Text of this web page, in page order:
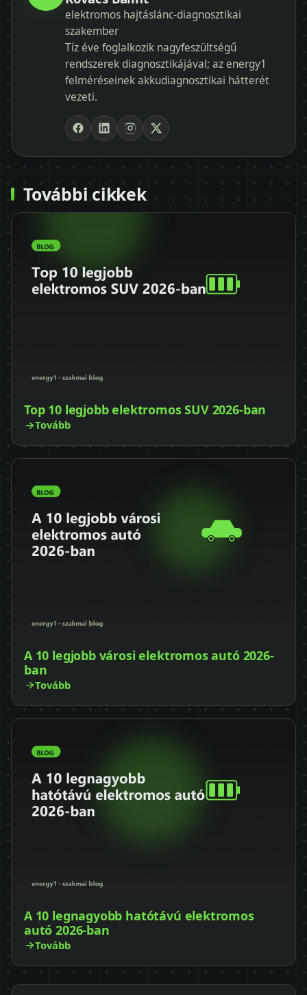
elektromos hajtáslánc-diagnosztikai
szakember
Tíz éve foglalkozik nagyfeszültségű
rendszerek diagnosztikájával; az energy1
felméréseinek akkudiagnosztikai hátterét
vezeti.
További cikkek
Top 10 legjobb elektromos SUV 2026-ban
Tovább
A 10 legjobb városi elektromos autó 2026-
ban
Tovább
A 10 legnagyobb hatótávú elektromos
autó 2026-ban
Tovább